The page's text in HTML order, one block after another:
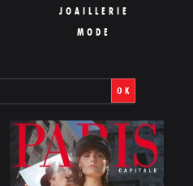
JOAILLERIE
MODE
OK